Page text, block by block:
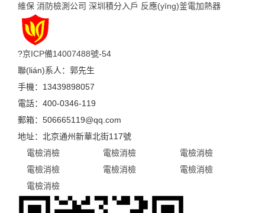
維保 消防檢測公司 深圳積分入戶 反應(yīng)釜電加熱器
?京ICP備14007488號-54
聯(lián)系人：郭先生
手機：13439898057
電話：400-0346-119
郵箱：506665119@qq.com
地址：北京通州新華北街117號
電檢消檢
電檢消檢
電檢消檢
電檢消檢
電檢消檢
電檢消檢
電檢消檢